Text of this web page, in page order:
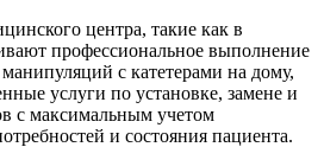
центра, такие как в
профессиональное выполнение
с катетерами на дому,
услуги по установке, замене и
с максимальным учетом
и состояния пациента.